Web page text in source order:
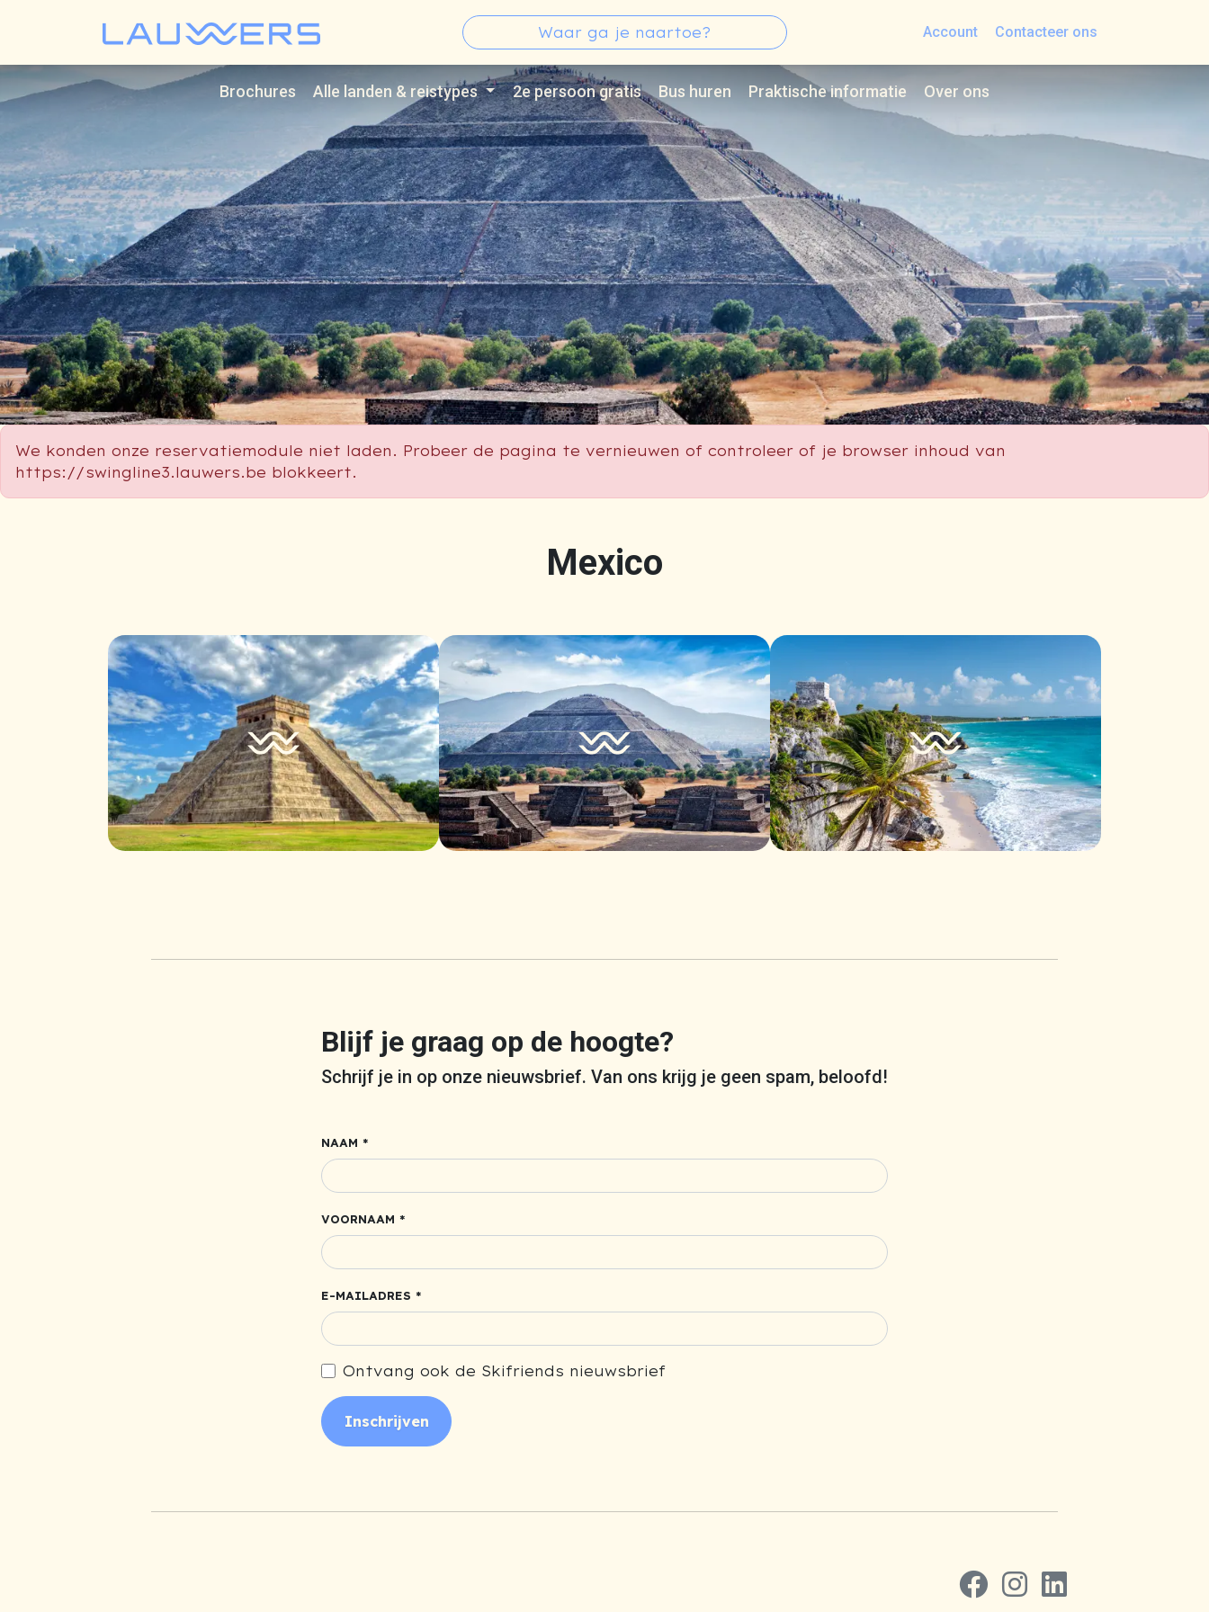
Lauwers Account Contacteer ons
Brochures Alle landen & reistypes 2e persoon gratis Bus huren Praktische informatie Over ons
We konden onze reservatiemodule niet laden. Probeer de pagina te vernieuwen of controleer of je browser inhoud van
https://swingline3.lauwers.be blokkeert.
Mexico
Blijf je graag op de hoogte?
Schrijf je in op onze nieuwsbrief. Van ons krijg je geen spam, beloofd!
NAAM *
VOORNAAM *
E-MAILADRES *
Ontvang ook de Skifriends nieuwsbrief
Inschrijven
Volg ons op Facebook
Volg ons op Instagram
Volg ons op LinkedIn